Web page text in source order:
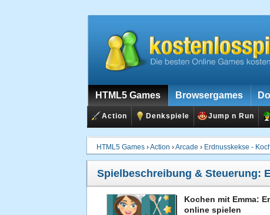
HTML5 Games Browsergames
Action Denkspiele Jump n Run
HTML5 Games ›Action ›Arcade › Erdnusskekse -
Spielbeschreibung & Steuerung:
Kochen mit Emma:
online spielen